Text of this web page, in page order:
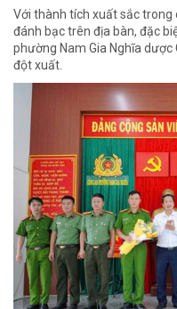
Với thành tích xuất sắc trong
đánh bạc trên địa bàn, đặc
phường Nam Gia Nghĩa
đột xuất.